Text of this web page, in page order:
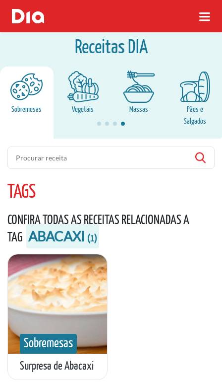
Receitas DIA
Sobremesas Vegetais Massas
Pães e
Salgados
Pesquisa
TAGS
CONFIRA TODAS AS RECEITAS RELACIONADAS A
TAG ABACAXI (1)
Sobremesas
Surpresa de Abacaxi